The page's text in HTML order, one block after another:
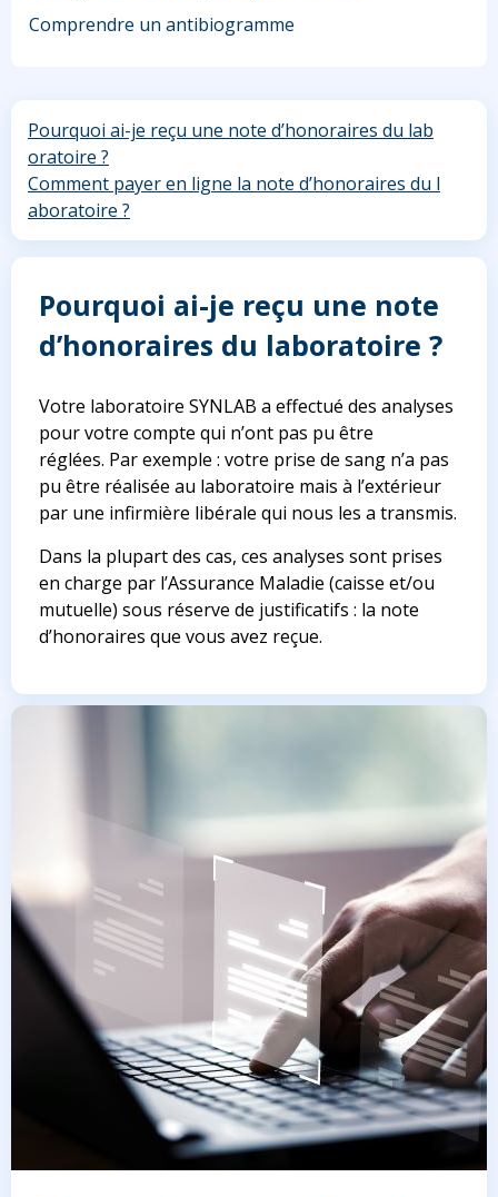
Comprendre un antibiogramme
Pourquoi ai-je reçu une note d’honoraires du lab
oratoire ?
Comment payer en ligne la note d’honoraires du l
aboratoire ?
Pourquoi ai-je reçu une note
d’honoraires du laboratoire ?
Votre laboratoire SYNLAB a effectué des analyses
pour votre compte qui n’ont pas pu être
réglées. Par exemple : votre prise de sang n’a pas
pu être réalisée au laboratoire mais à l’extérieur
par une infirmière libérale qui nous les a transmis.
Dans la plupart des cas, ces analyses sont prises
en charge par l’Assurance Maladie (caisse et/ou
mutuelle) sous réserve de justificatifs : la note
d’honoraires que vous avez reçue.